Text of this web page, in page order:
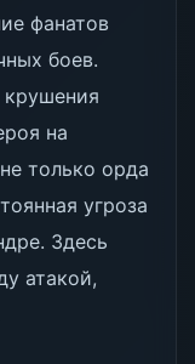
фанатов
боев.
на
только орда
угроза
Здесь
атакой,